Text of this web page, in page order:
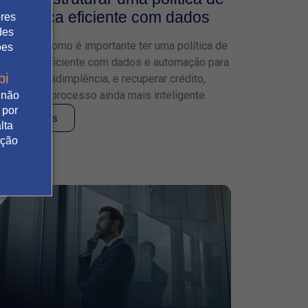
eficiente com dados
como é importante ter uma política de
cobrança eficiente com dados e automação para
a inadimplência, e recuperar crédito,
o processo ainda mais inteligente.
Leia mais